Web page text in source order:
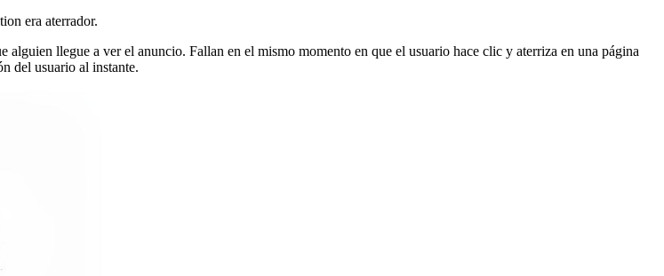
era aterrador.
llegue a ver el anuncio. Fallan en el mismo momento en que el usuario hace clic y aterriza en una página
del usuario al instante.